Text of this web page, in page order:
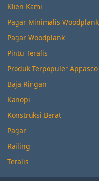
Klien Kami
Pagar Minimalis Woodplank
Pagar Woodplank
Pintu Teralis
Produk Terpopuler Appasco
Baja Ringan
Kanopi
Konstruksi Berat
Pagar
Railing
Teralis